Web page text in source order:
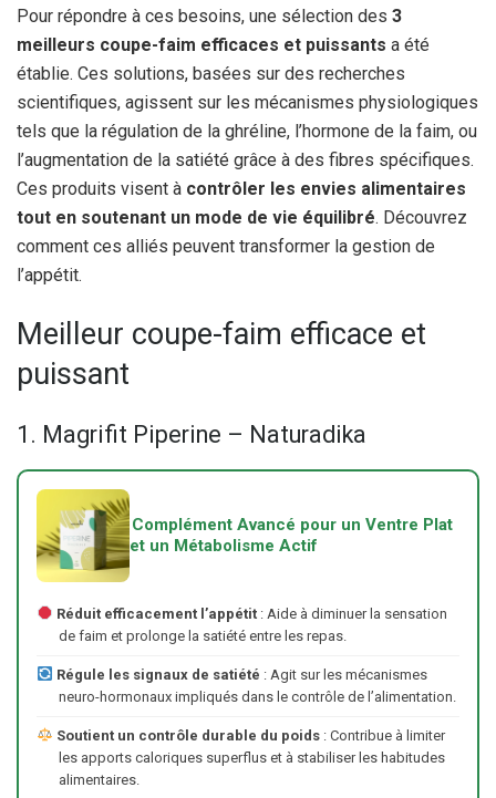
Pour répondre à ces besoins, une sélection des 3
meilleurs coupe-faim efficaces et puissants a été
établie. Ces solutions, basées sur des recherches
scientifiques, agissent sur les mécanismes physiologiques
tels que la régulation de la ghréline, l’hormone de la faim, ou
l’augmentation de la satiété grâce à des fibres spécifiques.
Ces produits visent à contrôler les envies alimentaires
tout en soutenant un mode de vie équilibré. Découvrez
comment ces alliés peuvent transformer la gestion de
l’appétit.
Meilleur coupe-faim efficace et
puissant
1. Magrifit Piperine – Naturadika
Complément Avancé pour un Ventre Plat
et un Métabolisme Actif
Réduit efficacement l’appétit: Aide à diminuer la sensation
de faim et prolonge la satiété entre les repas.
Régule les signaux de satiété : Agit sur les mécanismes
neuro-hormonaux impliqués dans le contrôle de l’alimentation.
Soutient un contrôle durable du poids: Contribue à limiter
les apports caloriques superflus et à stabiliser les habitudes
alimentaires.